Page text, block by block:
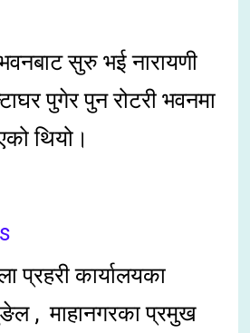
सुरु भई नारायणी
पुगेर पुन रोटरी भवनमा
थियो।
प्रहरी कार्यालयका
, माहानगरका प्रमुख